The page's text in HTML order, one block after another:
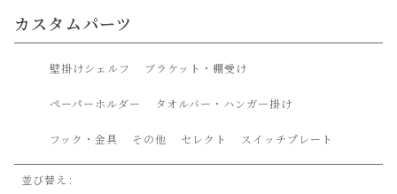
カスタムパーツ
壁掛けシェルフ ブラケット・棚受け
ペーパーホルダー タオルバー・ハンガー掛け
フック・金具 その他 セレクト スイッチプレート
並び替え